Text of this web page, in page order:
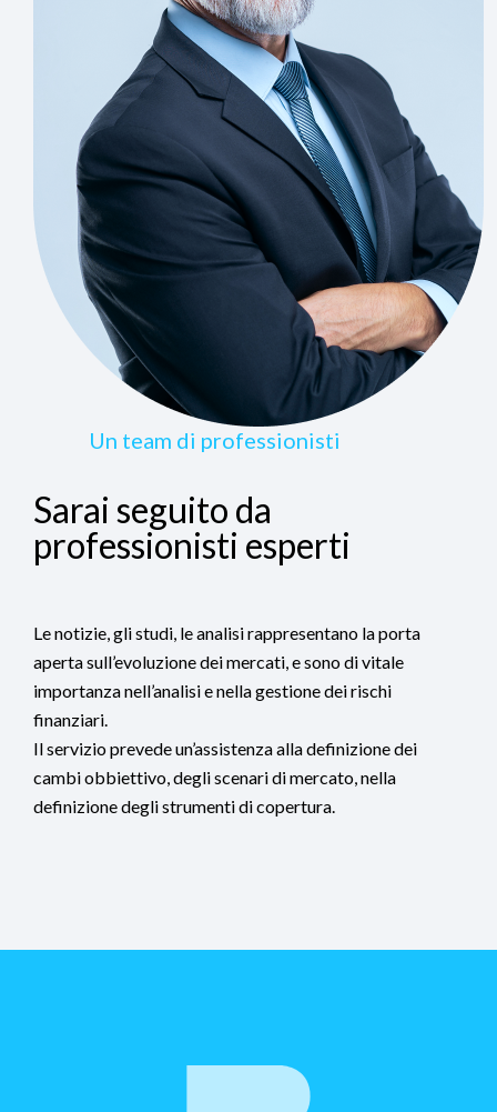
Un team di professionisti
Sarai seguito da
professionisti esperti
Le notizie, gli studi, le analisi rappresentano la porta
aperta sull’evoluzione dei mercati, e sono di vitale
importanza nell’analisi e nella gestione dei rischi
finanziari.
Il servizio prevede un’assistenza alla definizione dei
cambi obbiettivo, degli scenari di mercato, nella
definizione degli strumenti di copertura.